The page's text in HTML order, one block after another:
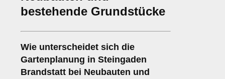
bestehende Grundstücke
Wie unterscheidet sich die
Gartenplanung in Steingaden
Brandstatt bei Neubauten und